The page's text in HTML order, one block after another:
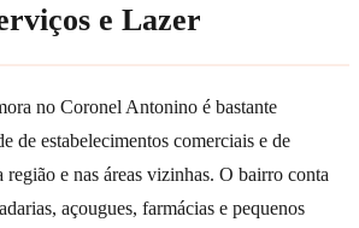
e Lazer
no Coronel Antonino é bastante
de estabelecimentos comerciais e de
e nas áreas vizinhas. O bairro conta
açougues, farmácias e pequenos